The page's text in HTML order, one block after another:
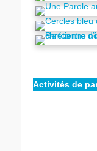
Activités de